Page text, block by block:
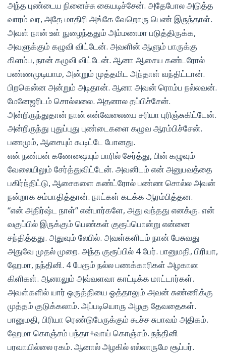
அந்த புண்டைய நினைச்சு கையடிச்சேன். அதேபோல அடுத்த
வாரம் வர, அதே மாதிரி அங்கே வேறொரு பெண் இருந்தாள்.
அவள் நான் உள் நுழைந்ததும் அம்மணமா படுத்திருக்க,
அவளுக்கும் கழுவி விட்டேன். அவளின் ஆளும் பாருக்கு
கிளம்ப, நான் கழுவி விட்டேன். ஆனா ஆசைய கண்டரோல்
பண்ணமுடியாம, அன்றும் முத்தமிட அந்தாள் வந்திட்டான்.
பிறகென்ன அன்றும் அடிதான். ஆனா அவன் ரொம்ப நல்லவன்.
மேனேஜரிடம் சொல்லலை. அதனால தப்பிச்சேன்.
அன்றிருந்துதான் நான் என்வேலையை சரியா புரிஞ்சுகிட்டேன்.
அன்றிருந்து புதுப்புது புண்டைகளை கழுவ ஆரம்பிச்சேன்.
பணமும், ஆசையும் கூடிட்டே போனது.
என் நண்பன் கணேஷையும் பாரில் சேர்த்து, பின் கழுவும்
வேலையிலும் சேர்த்துவிட்டேன். அவனிடம் என் அனுபவத்தை
பகிர்ந்திட்டு, ஆசைகளை கண்ட்ரோல் பண்ண சொல்ல அவன்
நன்றாக சம்பாதித்தான். நாட்கள் கடக்க ஆரம்பித்தன.
“என் அதிர்ஷ்ட நாள்” என்பார்களே, அது வந்தது எனக்கு. என்
வகுப்பில் இருக்கும் பெண்கள் குரூப்பொன்று என்னை
சந்தித்தது. அதுவும் லேபில். அவள்களிடம் நான் பேசுவது
அதுவே முதல் முறை. அந்த குரூப்பில் 4 பேர். பானுமதி, பிரியா,
ஹேமா, நந்தினி. 4 பேரூம் நல்ல பணக்காரிகள் அழகான
கிளிகள். ஆனாலும் அவ்வளவா காட்டிக்க மாட்டார்கள்.
அவள்களில் யார் ஒருத்தியை ஓத்தாலும் அவன் சுண்ணிக்கு
முத்தம் குடுக்கலாம். அப்படியொரு அழகு தேவதைகள்.
பானுமதி, பிரியா ரெண்டுபேருக்கும் கூச்ச சுபாவம் அதிகம்.
ஹேமா கொஞ்சம் பந்தா+வாய் கொஞ்சம். நந்தினி
பரவாயில்லை ரகம். ஆனால் அழகில் எல்லாருமே சூப்பர்.